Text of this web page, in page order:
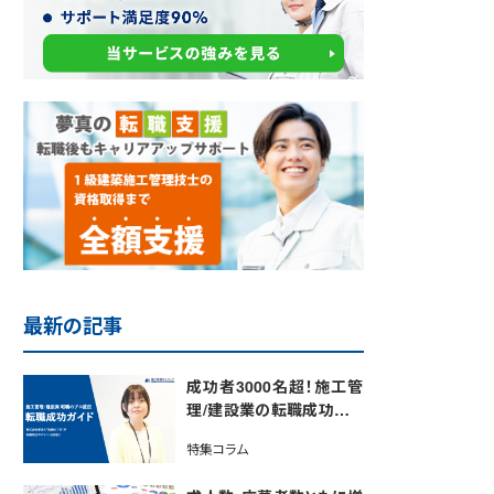
最新の記事
成功者3000名超！施工管
理/建設業の転職成功ガイ
ロ 夢真が監修
特集コラム